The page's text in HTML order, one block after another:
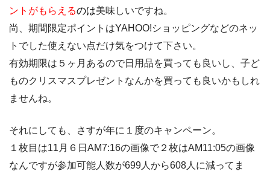
ントがもらえるのは美味しいですね。
尚、期間限定ポイントはYAHOO!ショッピングなどのネッ
トでした使えない点だけ気をつけて下さい。
有効期限は５ヶ月あるので日用品を買っても良いし、子ど
ものクリスマスプレゼントなんかを買っても良いかもしれ
ませんね。
それにしても、さすが年に１度のキャンペーン。
１枚目は11月６日AM7:16の画像で２枚はAM11:05の画像
なんですが参加可能人数が699人から608人に減ってま